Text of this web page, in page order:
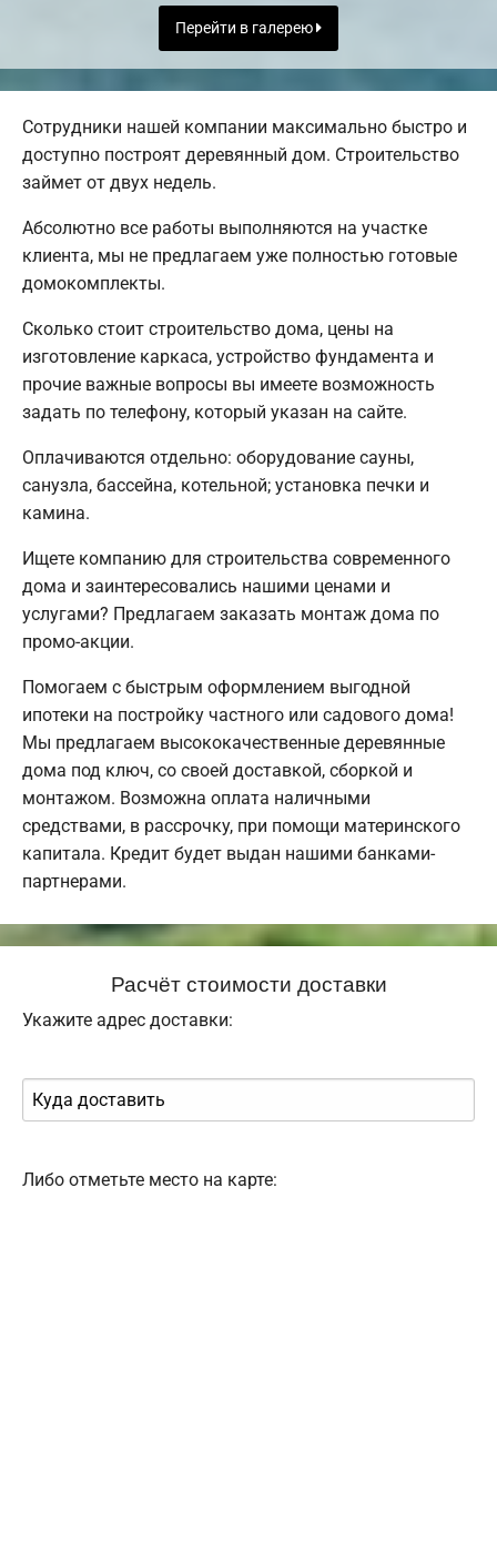
Перейти в галерею
Сотрудники нашей компании максимально быстро и
доступно построят деревянный дом. Строительство
займет от двух недель.
Абсолютно все работы выполняются на участке
клиента, мы не предлагаем уже полностью готовые
домокомплекты.
Сколько стоит строительство дома, цены на
изготовление каркаса, устройство фундамента и
прочие важные вопросы вы имеете возможность
задать по телефону, который указан на сайте.
Оплачиваются отдельно: оборудование сауны,
санузла, бассейна, котельной; установка печки и
камина.
Ищете компанию для строительства современного
дома и заинтересовались нашими ценами и
услугами? Предлагаем заказать монтаж дома по
промо-акции.
Помогаем с быстрым оформлением выгодной
ипотеки на постройку частного или садового дома!
Мы предлагаем высококачественные деревянные
дома под ключ, со своей доставкой, сборкой и
монтажом. Возможна оплата наличными
средствами, в рассрочку, при помощи материнского
капитала. Кредит будет выдан нашими банками-
партнерами.
Расчёт стоимости доставки
Укажите адрес доставки:
Либо отметьте место на карте: